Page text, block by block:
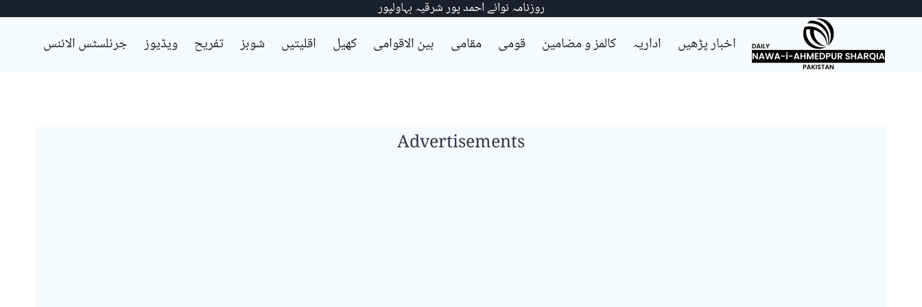
Skip
روزنامہ نوائے احمد پور شرقیہ بہاولپور
اخبار پڑھیں اداریہ کالمز و مضامین قومی مقامی بین الاقوامی کھیل اقلیتیں شوبز تفریح ویڈیوز جرنلسٹس الائنس
Advertisements